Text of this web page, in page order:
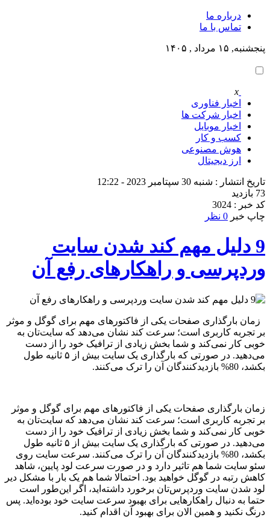
درباره ما
تماس با ما
پنجشنبه, ۱۵ مرداد , ۱۴۰۵
x
اخبار فناوری
اخبار شرکت ها
اخبار موبایل
کسب و کار
هوش مصنوعی
ارز دیجیتال
تاریخ انتشار : شنبه 30 سپتامبر 2023 - 12:22
73 بازدید
کد خبر : 3024
چاپ خبر 0 نظر
9 دلیل مهم کند شدن سایت
وردپرسی و راهکارهای رفع آن
زمان بارگذاری صفحات یکی از فاکتورهای مهم برای گوگل و موثر
بر تجربه کاربری است؛ سرعت کند نشان می‌دهد که سایت‌تان به
خوبی کار نمی‌کند و شما بخش زیادی از ترافیک خود را از دست
می‌دهید. در صورتی که بارگذاری یک سایت بیش از ۵ ثانیه طول
بکشد، 80% بازدیدکنندگان آن را ترک می‌کنند.
زمان بارگذاری صفحات یکی از فاکتورهای مهم برای گوگل و موثر
بر تجربه کاربری است؛ سرعت کند نشان می‌دهد که سایت‌تان به
خوبی کار نمی‌کند و شما بخش زیادی از ترافیک خود را از دست
می‌دهید. در صورتی که بارگذاری یک سایت بیش از ۵ ثانیه طول
بکشد، 80% بازدیدکنندگان آن را ترک می‌کنند. سرعت سایت روی
سئو سایت شما هم تاثیر دارد و در صورت سرعت لود پایین، شاهد
کاهش رتبه در گوگل خواهید بود. احتمالا شما هم یک بار با مشکل دیر
لود شدن سایت وردپرس‌تان برخورد داشته‌اید، اگر این‌طور است
حتما به دنبال راهکارهایی برای بهبود سرعت سایت خود بوده‌اید. پس
درنگ نکنید و همین الان برای بهبود آن اقدام کنید.